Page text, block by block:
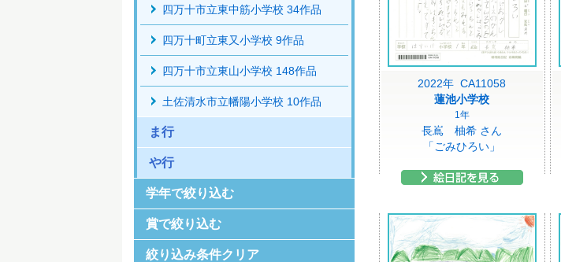
2022年 CA11058
蓮池小学校
1年
長嶌 柚希 さん
「ごみひろい」
四万十市立東中筋小学校 34作品
四万十町立東又小学校 9作品
四万十市立東山小学校 148作品
土佐清水市立幡陽小学校 10作品
ま行
や行
学年で絞り込む
賞で絞り込む
絞り込み条件クリア